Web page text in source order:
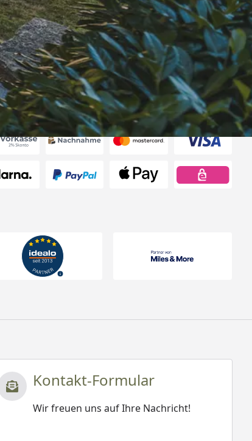
Kontakt-Formular
Wir freuen uns auf Ihre Nachricht!